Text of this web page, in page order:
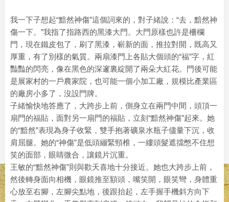
我一下子想起“黯然神傷”這個詞來的，對子緒說：“去，黯然神
傷一下。”我指了指路西的黑漆大門。大門原樣也許是柵欄
門，現在鐵皮包了，刷了黑漆，嶄新的面，推拉對開，既高又
厚重，有了別樣的氣質。兩扇漆門上各貼大個頭的“福”字，紅
豔豔的閃亮，像在黑色的深邃裏綻開了兩朵大紅花。門後可能
是展家村的一戶農家院，也可能一個小加工廠，規模比產業區
的廠房小多了，沒設門牌。
子緒愉快地答應了，大跨步上前，側身立在兩門中間，頭頂一
扇門的福貼，面對另一扇門的福貼，立刻“黯然神傷”起來。她
的“黯然”表現為身子收緊，雙手抱著礦泉水瓶子儘量下沉，收
肩屈腿。她的“神傷”是低頭繃緊頸椎，一縷頭髮遮擋憋不住想
笑的面部，眼睛微合，讓鏡片沉重。
王敏的“黯然神傷”則與歡天喜地十分接近。她也大跨步上前，
然後轉身面向相機，眼鏡推至額頭，嘴笑開，眼笑彎，身體重
心放至右腳，左腳尖點地，後跟抬起，左手握手機斜方向下